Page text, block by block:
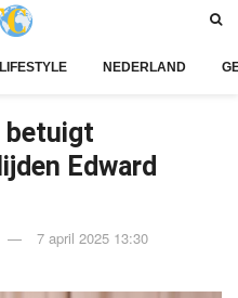
LIFESTYLE NEDERLAND
betuigt
Edward
7 april 2025 13:30